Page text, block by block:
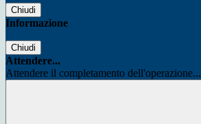
Chiudi
Informazione
Chiudi
Attendere...
Attendere il completamento dell'operazione...